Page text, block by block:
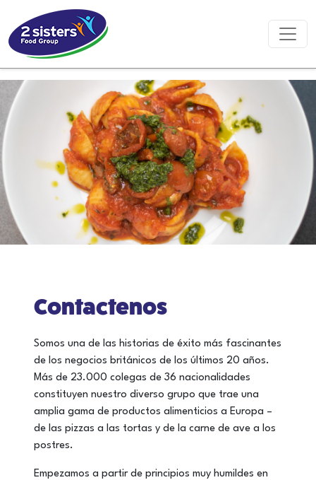
Contactenos
Somos una de las historias de éxito más fascinantes
de los negocios británicos de los últimos 20 años.
Más de 23.000 colegas de 36 nacionalidades
constituyen nuestro diverso grupo que trae una
amplia gama de productos alimenticios a Europa –
de las pizzas a las tortas y de la carne de ave a los
postres.
Empezamos a partir de principios muy humildes en